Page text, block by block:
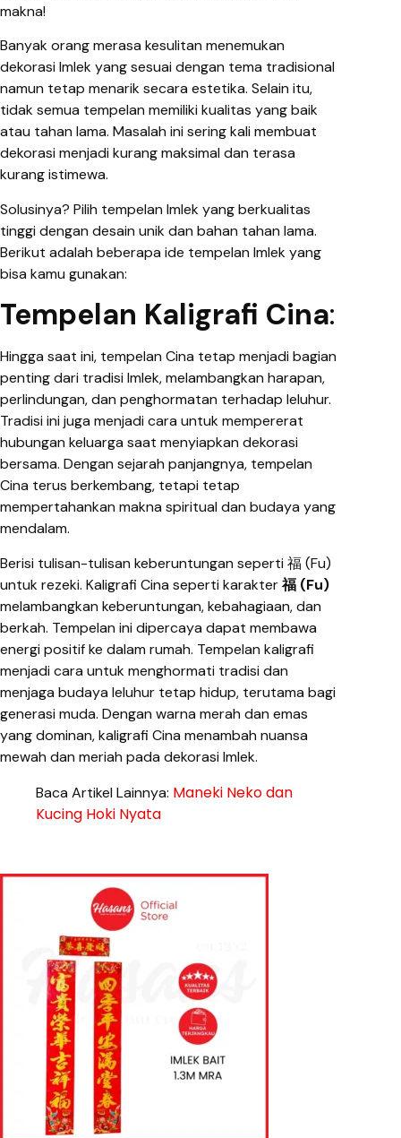
makna!
Banyak orang merasa kesulitan menemukan
dekorasi Imlek yang sesuai dengan tema tradisional
namun tetap menarik secara estetika. Selain itu,
tidak semua tempelan memiliki kualitas yang baik
atau tahan lama. Masalah ini sering kali membuat
dekorasi menjadi kurang maksimal dan terasa
kurang istimewa.
Solusinya? Pilih tempelan Imlek yang berkualitas
tinggi dengan desain unik dan bahan tahan lama.
Berikut adalah beberapa ide tempelan Imlek yang
bisa kamu gunakan:
Tempelan Kaligrafi Cina:
Hingga saat ini, tempelan Cina tetap menjadi bagian
penting dari tradisi Imlek, melambangkan harapan,
perlindungan, dan penghormatan terhadap leluhur.
Tradisi ini juga menjadi cara untuk mempererat
hubungan keluarga saat menyiapkan dekorasi
bersama. Dengan sejarah panjangnya, tempelan
Cina terus berkembang, tetapi tetap
mempertahankan makna spiritual dan budaya yang
mendalam.
Berisi tulisan-tulisan keberuntungan seperti 福 (Fu)
untuk rezeki. Kaligrafi Cina seperti karakter福 (Fu)
melambangkan keberuntungan, kebahagiaan, dan
berkah. Tempelan ini dipercaya dapat membawa
energi positif ke dalam rumah. Tempelan kaligrafi
menjadi cara untuk menghormati tradisi dan
menjaga budaya leluhur tetap hidup, terutama bagi
generasi muda. Dengan warna merah dan emas
yang dominan, kaligrafi Cina menambah nuansa
mewah dan meriah pada dekorasi Imlek.
Baca Artikel Lainnya: Maneki Neko dan
Kucing Hoki Nyata